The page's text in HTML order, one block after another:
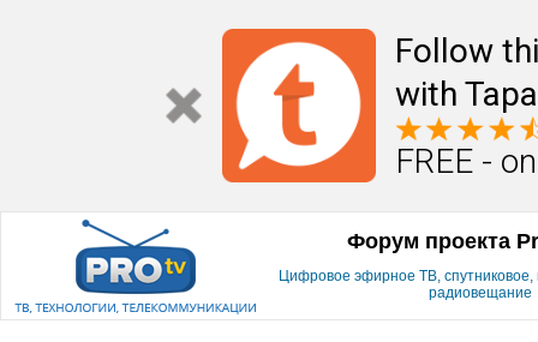
Follow
with
FREE -
Форум проекта
Цифровое эфирное ТВ, спутниковое,
радиовещание